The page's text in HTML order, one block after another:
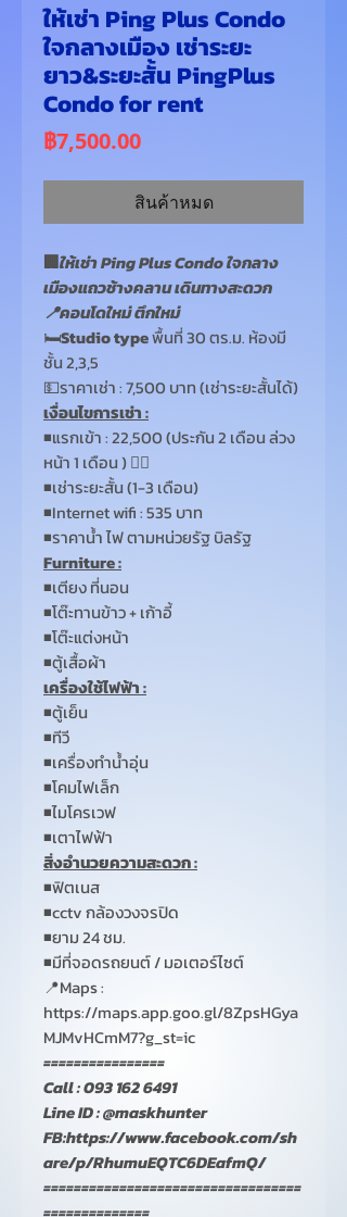
ให้เช่า Ping Plus Condo
ใจกลางเมือง เช่าระยะ
ยาว&ระยะสั้น PingPlus
Condo for rent
฿7,500.00ราคา
สินค้าหมด
🏢ให้เช่า Ping Plus Condo ใจกลาง
เมืองแถวช้างคลาน เดินทางสะดวก
📍คอนโดใหม่ ตึกใหม่
🛏️Studio typeพื้นที่ 30ตร.ม. ห้องมี
ชั้น2,3,5
💵ราคาเช่า :7,500 บาท (เช่าระยะสั้นได้)
เงื่อนไขการเช่า :
◾แรกเข้า :22,500 (ประกัน2 เดือน ล่วง
หน้า1 เดือน )👈🏻
◾เช่าระยะสั้น (1-3 เดือน)
◾Internet wifi : 535 บาท
◾ราคาน้ำ ไฟ ตามหน่วยรัฐ บิลรัฐ
Furniture :
◾เตียง ที่นอน
◾โต๊ะทานข้าว + เก้าอี้
◾โต๊ะแต่งหน้า
◾ตู้เสื้อผ้า
เครื่องใช้ไฟฟ้า :
◾ตู้เย็น
◾ทีวี
◾เครื่องทำน้ำอุ่น
◾โคมไฟเล็ก
◾ไมโครเวฟ
◾เตาไฟฟ้า
สิ่งอำนวยความสะดวก :
◾ฟิตเนส
◾cctvกล้องวงจรปิด
◾ยาม24ชม.
◾มีที่จอดรถยนต์ / มอเตอร์ไซต์
📍Maps :
https://maps.app.goo.gl/8ZpsHGya
MJMvHCmM7?g_st=ic
================
Call : 093 162 6491
Line ID : @maskhunter
FB:https://www.facebook.com/sh
are/p/RhumuEQTC6DEafmQ/
==================================